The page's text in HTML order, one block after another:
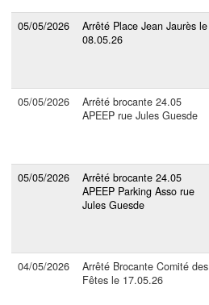
05/05/2026
Arrêté Place Jean Jaurès le
08.05.26
05/05/2026
Arrêté brocante 24.05
APEEP rue Jules Guesde
05/05/2026
Arrêté brocante 24.05
APEEP Parking Asso rue
Jules Guesde
04/05/2026
Arrêté Brocante Comité des
Fêtes le 17.05.26